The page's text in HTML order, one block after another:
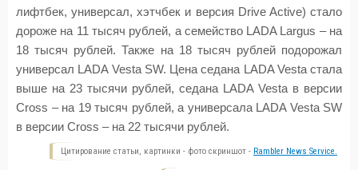
лифтбек, универсал, хэтчбек и версия Drive Active) стало
дороже на 11 тысяч рублей, а семейство LADA Largus – на
18 тысяч рублей. Также на 18 тысяч рублей подорожал
универсал LADA Vesta SW. Цена седана LADA Vesta стала
выше на 23 тысячи рублей, седана LADA Vesta в версии
Cross – на 19 тысяч рублей, а универсала LADA Vesta SW
в версии Cross – на 22 тысячи рублей.
Цитирование статьи, картинки - фото скриншот - Rambler News Service.